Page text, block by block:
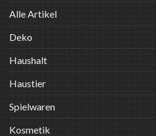
Alle Artikel
Deko
Haushalt
Haustier
Spielwaren
Kosmetik